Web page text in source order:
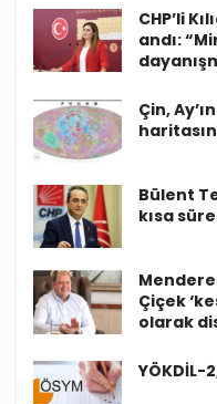
CHP’li
andı:
Çin,
Bülent
kısa
Çiçek
olarak
YÖKDİL-